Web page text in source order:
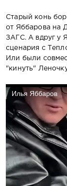
Старый конь
от Яббарова на
ЗАГС. А вдруг у
сценария с
Или были
"кинуть"